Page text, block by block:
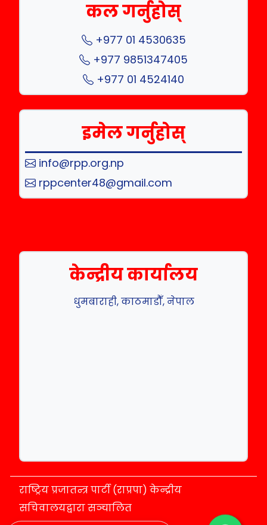
कल गर्नुहोस्
+977 01 4530635
+977 9851347405
+977 01 4524140
इमेल गर्नुहोस्
info@rpp.org.np
rppcenter48@gmail.com
केन्द्रीय कार्यालय
धुमबाराही, काठमाडौँ, नेपाल
राष्ट्रिय प्रजातन्त्र पार्टी (राप्रपा) केन्द्रीय
सचिवालयद्वारा सञ्चालित